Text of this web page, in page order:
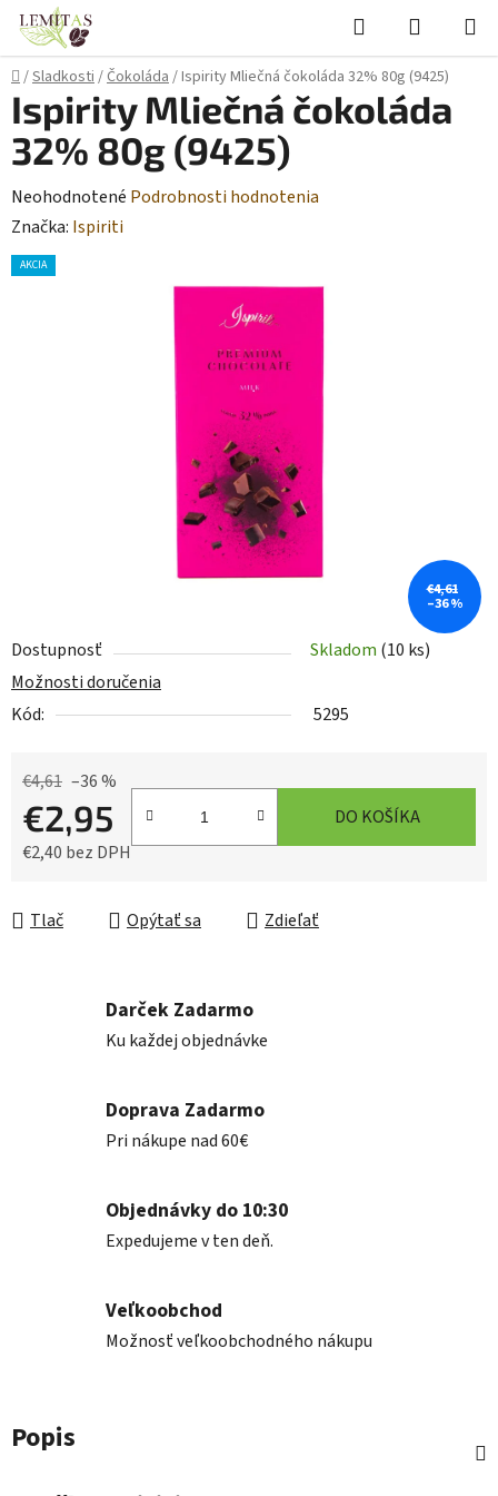
Prejsť
obsah
Hľadať
KOŠÍK
Domov
/Sladkosti/Čokoláda/Ispirity Mliečná čokoláda 32% 80g (9425)
Dostupnosť Skladom (10 ks)
Možnosti doručenia
Kód:
5295
€4,61 –36 %
€2,95
€2,40 bez DPH
DO KOŠÍKA
Tlač Opýtať sa Zdieľať
Ispirity Mliečná čokoláda
32% 80g (9425)
Priemerné
hodnotenie
produktu
Neohodnotené Podrobnosti hodnotenia
Značka: Ispiriti
AKCIA
€4,61
–36 %
Darček Zadarmo
Ku každej objednávke
Doprava Zadarmo
Pri nákupe nad 60€
Objednávky do 10:30
Expedujeme v ten deň.
Veľkoobchod
Možnosť veľkoobchodného nákupu
Popis